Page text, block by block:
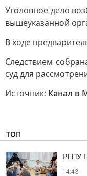
Уголовное дело
вышеуказанной
В ходе
Следствием
суд для
Источник: Канал в
ТОП
РГПУ
14:43